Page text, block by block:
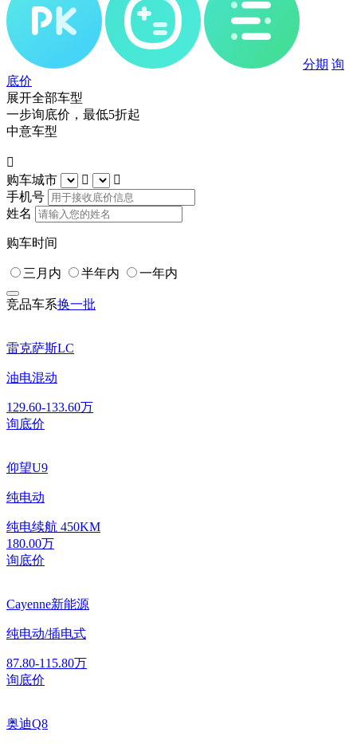
分期 询
底价
展开全部车型
一步询底价，最低5折起
中意车型

购车城市


手机号
姓名
购车时间
三月内 半年内 一年内
竞品车系换一批
雷克萨斯LC
油电混动
129.60-133.60万
询底价
仰望U9
纯电动
纯电续航 450KM
180.00万
询底价
Cayenne新能源
纯电动/插电式
87.80-115.80万
询底价
奥迪Q8